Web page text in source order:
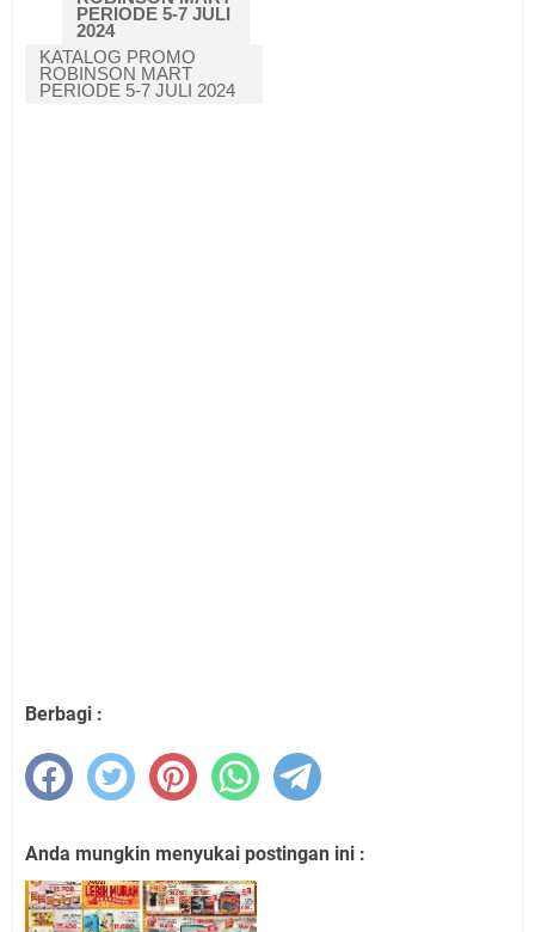
PERIODE 5-7 JULI
2024
KATALOG PROMO
ROBINSON MART
PERIODE 5-7 JULI 2024
Berbagi :
Anda mungkin menyukai postingan ini :